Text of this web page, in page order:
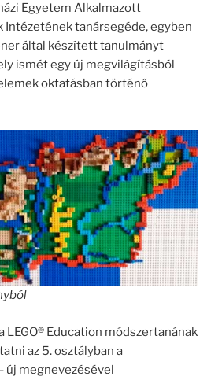
Egyetem Alkalmazott
Intézetének tanársegéde, egyben
által készített tanulmányt
ismét egy új megvilágításból
oktatásban történő
LEGO® Education módszertanának
az 5. osztályban a
megnevezésével